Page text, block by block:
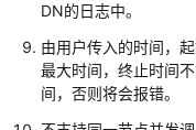
优
南
DN的日志中。
由用户传入的时间，
最大时间，终止时间
间，否则将会报错。